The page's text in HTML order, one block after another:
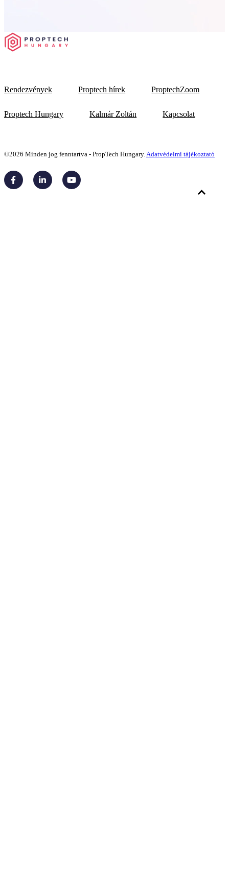
Rendezvények Proptech hírek ProptechZoom
Proptech Hungary Kalmár Zoltán Kapcsolat
©2026 Minden jog fenntartva - PropTech Hungary. Adatvédelmi tájékoztató